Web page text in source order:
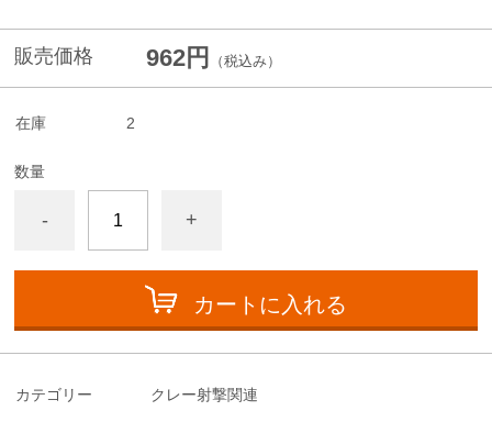
販売価格 962円 （税込み）
在庫 2
数量
- +
カートに入れる
カテゴリー クレー射撃関連